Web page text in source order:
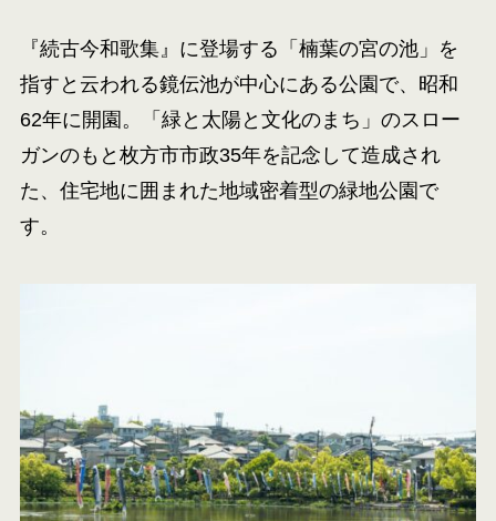
『続古今和歌集』に登場する「楠葉の宮の池」を
指すと云われる鏡伝池が中心にある公園で、昭和
62年に開園。「緑と太陽と文化のまち」のスロー
ガンのもと枚方市市政35年を記念して造成され
た、住宅地に囲まれた地域密着型の緑地公園で
す。